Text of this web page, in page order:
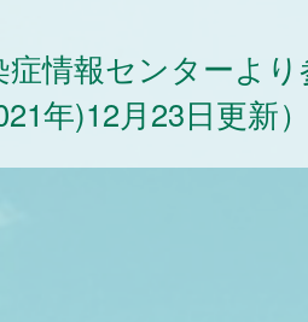
症情報センターよ
年)12月23日更新